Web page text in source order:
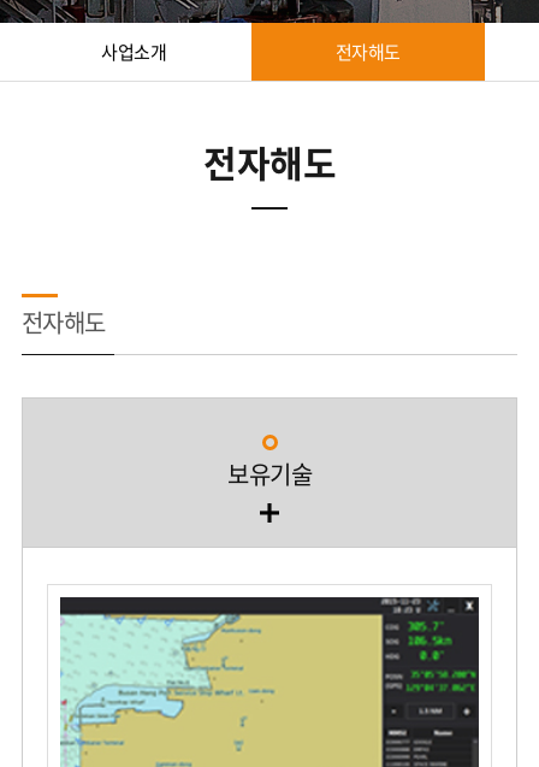
사업소개 전자해도
전자해도
전자해도
보유기술